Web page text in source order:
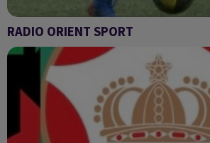
RADIO ORIENT SPORT
Radio Orient sport